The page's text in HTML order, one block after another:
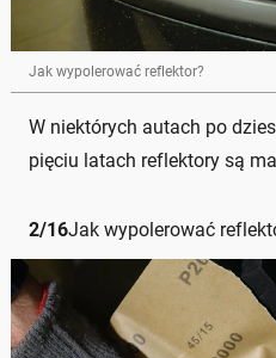
Jak wypolerować reflektor?
W niektórych autach po
pięciu latach reflektory są
2/16Jak wypolerować